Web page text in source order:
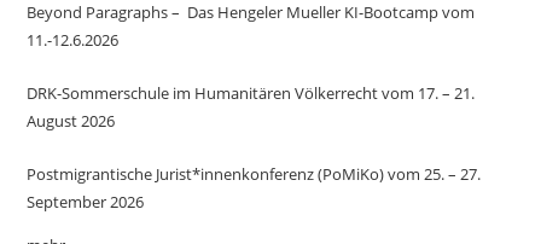
Beyond Paragraphs – Das Hengeler Mueller KI-Bootcamp vom
11.-12.6.2026
DRK-Sommerschule im Humanitären Völkerrecht vom 17. – 21.
August 2026
Postmigrantische Jurist*innenkonferenz (PoMiKo) vom 25. – 27.
September 2026